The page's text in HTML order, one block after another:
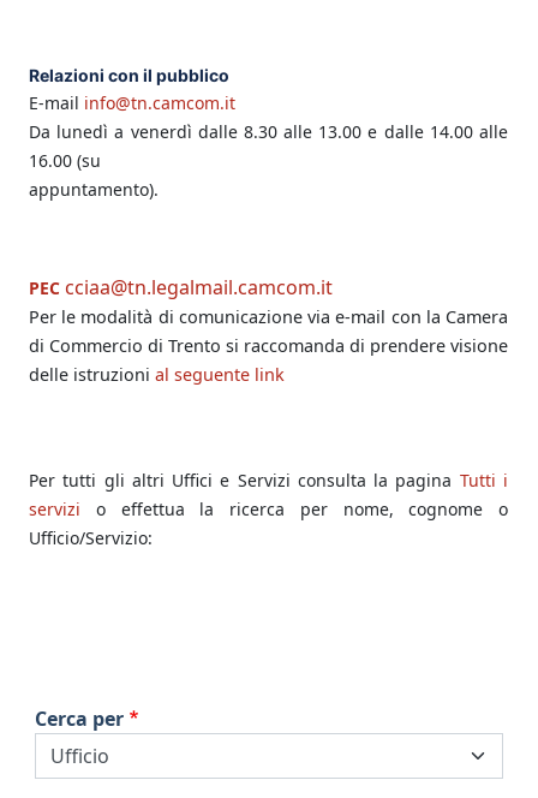
Relazioni con il pubblico
E-mail info@tn.camcom.it
Da lunedì a venerdì dalle 8.30 alle 13.00 e dalle 14.00 alle
16.00 (su
appuntamento).
PEC cciaa@tn.legalmail.camcom.it
Per le modalità di comunicazione via e-mail con la Camera
di Commercio di Trento si raccomanda di prendere visione
delle istruzioni al seguente link
Per tutti gli altri Uffici e Servizi consulta la pagina Tutti i
servizi o effettua la ricerca per nome, cognome o
Ufficio/Servizio:
Cerca per